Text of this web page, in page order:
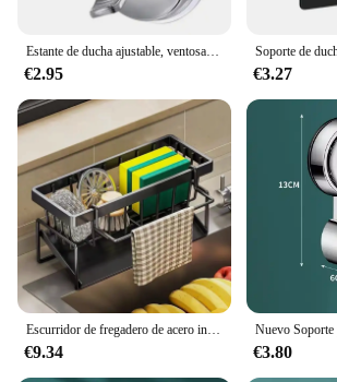
gift a set to a friend, this book stand is
Estante de ducha ajustable, ventosa de vacío fuerte, cabezal de ducha de mano, soporte de montaje en pared, accesorios de baño
€2.95 €3.27
Escurridor de fregadero de acero inoxidable para cocina, soporte de esponja, almacenamiento de grifo, escurridor de jabón, toallero, estante organizador, accesorios
€9.34 €3.80